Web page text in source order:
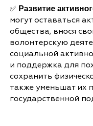
✅ Развитие
могут оставаться
общества, внося
волонтерскую
социальной
и поддержка для
сохранить
также уменьшат их
государственной